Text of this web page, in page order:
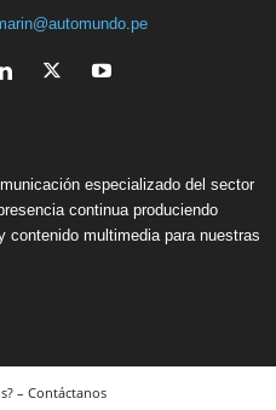
especializado del sector
continua produciendo
contenido multimedia para nuestras
– Contáctanos